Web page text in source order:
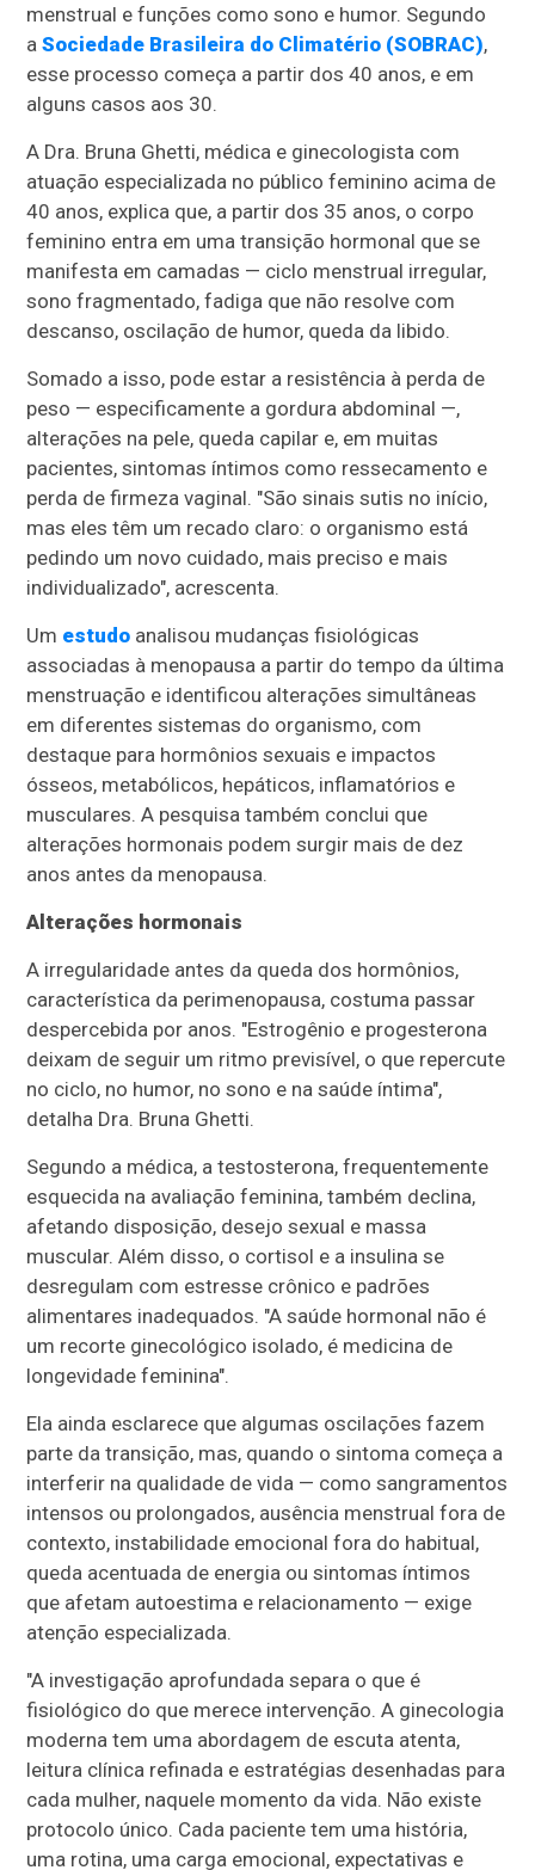
menstrual e funções como sono e humor. Segundo
aSociedade Brasileira do Climatério (SOBRAC),
esse processo começa a partir dos 40 anos, e em
alguns casos aos 30.
A Dra. Bruna Ghetti, médica e ginecologista com
atuação especializada no público feminino acima de
40 anos, explica que, a partir dos 35 anos, o corpo
feminino entra em uma transição hormonal que se
manifesta em camadas — ciclo menstrual irregular,
sono fragmentado, fadiga que não resolve com
descanso, oscilação de humor, queda da libido.
Somado a isso, pode estar a resistência à perda de
peso — especificamente a gordura abdominal —,
alterações na pele, queda capilar e, em muitas
pacientes, sintomas íntimos como ressecamento e
perda de firmeza vaginal. "São sinais sutis no início,
mas eles têm um recado claro: o organismo está
pedindo um novo cuidado, mais preciso e mais
individualizado", acrescenta.
Um estudo analisou mudanças fisiológicas
associadas à menopausa a partir do tempo da última
menstruação e identificou alterações simultâneas
em diferentes sistemas do organismo, com
destaque para hormônios sexuais e impactos
ósseos, metabólicos, hepáticos, inflamatórios e
musculares. A pesquisa também conclui que
alterações hormonais podem surgir mais de dez
anos antes da menopausa.
Alterações hormonais
A irregularidade antes da queda dos hormônios,
característica da perimenopausa, costuma passar
despercebida por anos. "Estrogênio e progesterona
deixam de seguir um ritmo previsível, o que repercute
no ciclo, no humor, no sono e na saúde íntima",
detalha Dra. Bruna Ghetti.
Segundo a médica, a testosterona, frequentemente
esquecida na avaliação feminina, também declina,
afetando disposição, desejo sexual e massa
muscular. Além disso, o cortisol e a insulina se
desregulam com estresse crônico e padrões
alimentares inadequados. "A saúde hormonal não é
um recorte ginecológico isolado, é medicina de
longevidade feminina".
Ela ainda esclarece que algumas oscilações fazem
parte da transição, mas, quando o sintoma começa a
interferir na qualidade de vida — como sangramentos
intensos ou prolongados, ausência menstrual fora de
contexto, instabilidade emocional fora do habitual,
queda acentuada de energia ou sintomas íntimos
que afetam autoestima e relacionamento — exige
atenção especializada.
"A investigação aprofundada separa o que é
fisiológico do que merece intervenção. A ginecologia
moderna tem uma abordagem de escuta atenta,
leitura clínica refinada e estratégias desenhadas para
cada mulher, naquele momento da vida. Não existe
protocolo único. Cada paciente tem uma história,
uma rotina, uma carga emocional, expectativas e